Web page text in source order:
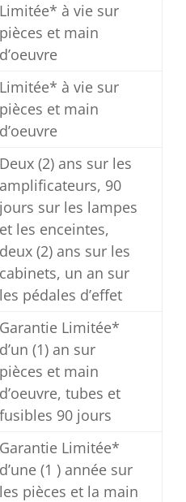
Limitée* à vie sur
pièces et main
d’oeuvre
Limitée* à vie sur
pièces et main
d’oeuvre
Deux (2) ans sur les
amplificateurs, 90
jours sur les lampes
et les enceintes,
deux (2) ans sur les
cabinets, un an sur
les pédales d’effet
Garantie Limitée*
d’un (1) an sur
pièces et main
d’oeuvre, tubes et
fusibles 90 jours
Garantie Limitée*
d’une (1 ) année sur
les pièces et la main